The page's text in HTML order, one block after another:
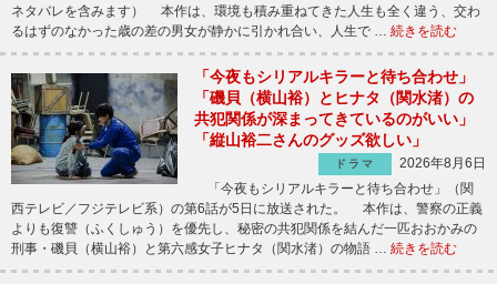
ネタバレを含みます） 本作は、環境も積み重ねてきた人生も全く違う、交わ
るはずのなかった歳の差の男女が静かに引かれ合い、人生で … 続きを読む
「今夜もシリアルキラーと待ち合わせ」
「磯貝（横山裕）とヒナタ（関水渚）の
共犯関係が深まってきているのがいい」
「縦山裕二さんのグッズ欲しい」
ドラマ
2026年8月6日
「今夜もシリアルキラーと待ち合わせ」（関
西テレビ／フジテレビ系）の第6話が5日に放送された。 本作は、警察の正義
よりも復讐（ふくしゅう）を優先し、秘密の共犯関係を結んだ一匹おおかみの
刑事・磯貝（横山裕）と第六感女子ヒナタ（関水渚）の物語 … 続きを読む